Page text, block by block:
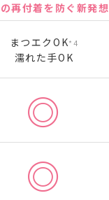
再付着を防ぐ新発想
まつエクOK*4
濡れた手OK
◎
◎